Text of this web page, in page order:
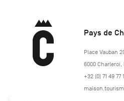
Pays de
https://
Place Vauban
6000 Charleroi,
+32 (0) 71 49 77